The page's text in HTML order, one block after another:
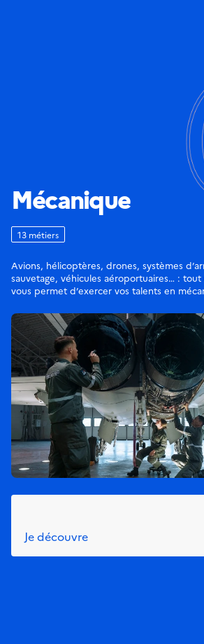
Mécanique
13 métiers
Avions, hélicoptères, drones, systèmes
sauvetage, véhicules aéroportuaires… :
vous permet d’exercer vos talents en
Je découvre